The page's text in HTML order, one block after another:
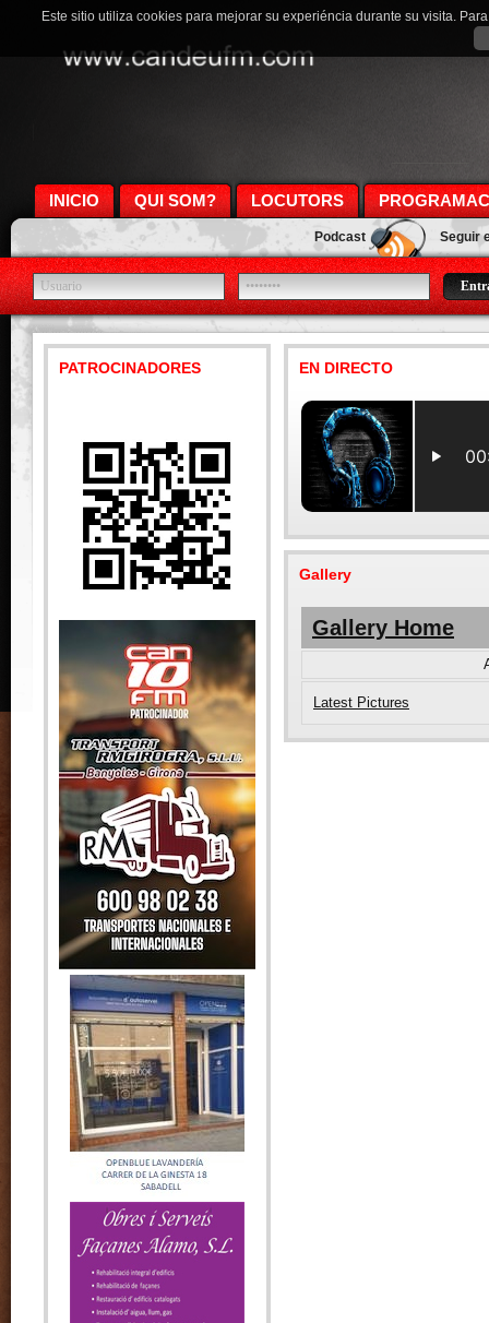
INICIO QUI SOM? LOCUTORS
Podcast Seguir
PATROCINADORES EN DIRECTO
Gallery
Gallery Home
Latest Pictures
Este sitio utiliza cookies para mejorar su experiéncia durante su visita.